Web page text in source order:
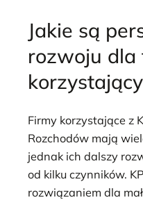
Jakie są
rozwoju dla
Firmy korzystające z
Rozchodów mają
jednak ich dalszy
od kilku czynników.
rozwiązaniem dla